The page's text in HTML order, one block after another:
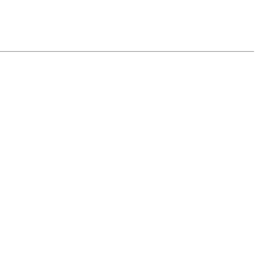
Vipps, Klarna och Google Pay.
debiteras kortet/fakturan.